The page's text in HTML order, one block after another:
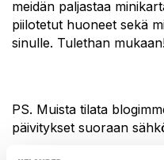
meidän paljastaa
piilotetut huoneet sekä
sinulle. Tulethan
PS. Muista tilata
päivitykset suoraan